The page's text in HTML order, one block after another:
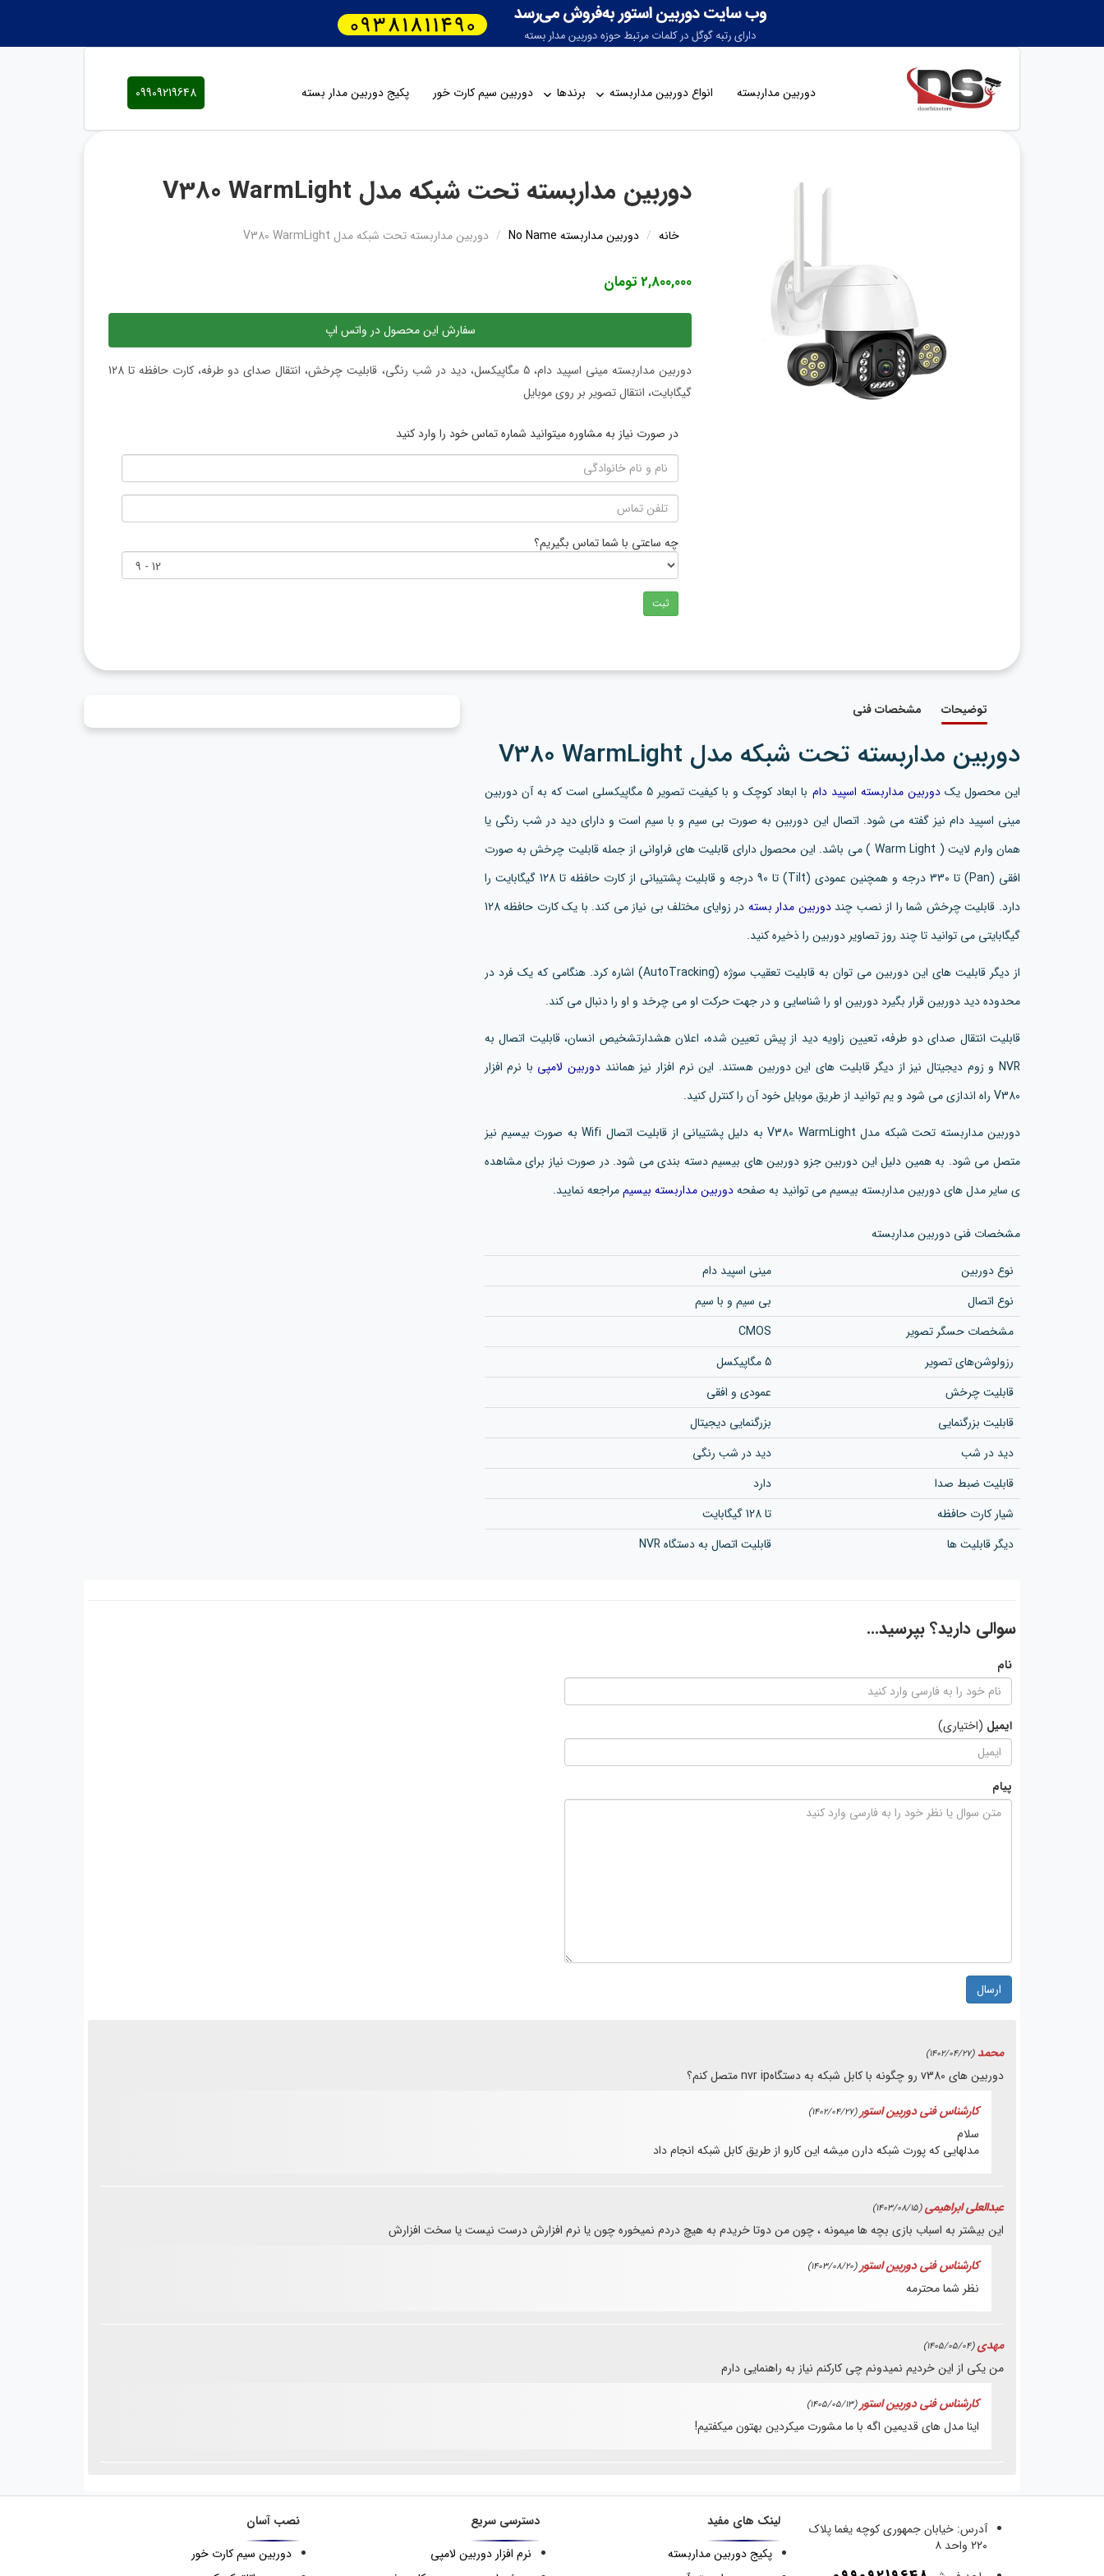
دوربین مداربسته انواع دوربین مداربسته برندها دوربین سیم کارت خور پکیج دوربین مدار بسته 09909219648
دوربین مداربسته تحت شبکه مدل V380 WarmLight
خانه دوربین مداربسته No Name دوربین مداربسته تحت شبکه مدل V380 WarmLight
2,800,000 تومان
سفارش این محصول در واتس اپ
دوربین مداربسته مینی اسپید دام، 5 مگاپیکسل، دید در شب رنگی، قابلیت چرخش، انتقال صدای دو طرفه، کارت حافظه تا 128
گیگابایت، انتقال تصویر بر روی موبایل
در صورت نیاز به مشاوره میتوانید شماره تماس خود را وارد کنید
چه ساعتی با شما تماس بگیریم؟
ثبت
توضیحات مشخصات فنی
دوربین مداربسته تحت شبکه مدل V380 WarmLight
این محصول یکدوربین مداربسته اسپید دام
با ابعاد کوچک و با کیفیت تصویر 5 مگاپیکسلی است که به آن دوربین
مینی اسپید دام نیز گفته می شود. اتصال این دوربین به صورت بی سیم و با سیم است و دارای دید در شب رنگی یا
همان وارم لایت ( Warm Light ) می باشد. این محصول دارای قابلیت های فراوانی از جمله قابلیت چرخش به صورت
افقی (Pan) تا 330 درجه و همچنین عمودی (Tilt) تا 90 درجه و قابلیت پشتیبانی از کارت حافظه تا 128 گیگابایت را
دارد. قابلیت چرخش شما را از نصب چنددوربین مدار بسته
در زوایای مختلف بی نیاز می کند. با یک کارت حافظه 128
گیگابایتی می توانید تا چند روز تصاویر دوربین را ذخیره کنید.
از دیگر قابلیت های این دوربین می توان به قابلیت تعقیب سوژه (َAutoTracking) اشاره کرد. هنگامی که یک فرد در
محدوده دید دوربین قرار بگیرد دوربین او را شناسایی و در جهت حرکت او می چرخد و او را دنبال می کند.
قابلیت انتقال صدای دو طرفه، تعیین زاویه دید از پیش تعیین شده، اعلان هشدارتشخیص انسان، قابلیت اتصال به
NVR و زوم دیجیتال نیز از دیگر قابلیت های این دوربین هستند. این نرم افزار نیز همانند
دوربین لامپی با نرم افزار
V380 راه اندازی می شود و یم توانید از طریق موبایل خود آن را کنترل کنید.
دوربین مداربسته تحت شبکه مدل V380 WarmLight به دلیل پشتیبانی از قابلیت اتصال Wifi به صورت بیسیم نیز
متصل می شود. به همین دلیل این دوربین جزو دوربین های بیسیم دسته بندی می شود. در صورت نیاز برای مشاهده
ی سایر مدل های دوربین مداربسته بیسیم می توانید به صفحهدوربین مداربسته بیسیممراجعه نمایید.
مشخصات فنی دوربین مداربسته
نوع دوربین
مینی اسپید دام
نوع اتصال
بی سیم و با سیم
مشخصات حسگر تصویر
CMOS
رزولوشن‌های تصویر
5 مگاپیکسل
قابلیت چرخش
عمودی و افقی
قابلیت بزرگنمایی
بزرگنمایی دیجیتال
دید در شب
دید در شب رنگی
قابلیت ضبط صدا
دارد
شیار کارت حافظه
تا 128 گیگابایت
دیگر قابلیت ها
قابلیت اتصال به دستگاه NVR
سوالی دارید؟ بپرسید...
نام
ایمیل (اختیاری)
پیام
ارسال
محمد (1402/04/27)
دوربین های v380 رو چگونه با کابل شبکه به دستگاهnvr ip متصل کنم؟
کارشناس فنی دوربین استور (1402/04/27)
سلام
مدلهایی که پورت شبکه دارن میشه این کارو از طریق کابل شبکه انجام داد
عبدالعلی ابراهیمی(1403/08/15)
این بیشتر به اسباب بازی بچه ها میمونه ، چون من دوتا خریدم به هیچ دردم نمیخوره چون یا نرم افزارش درست نیست یا سخت افزارش
کارشناس فنی دوربین استور (1403/08/20)
نظر شما محترمه
مهدی(1405/05/04)
من یکی از این خردیم نمیدونم چی کارکنم نیاز به راهنمایی دارم
کارشناس فنی دوربین استور (1405/05/13)
اینا مدل های قدیمین اگه با ما مشورت میکردین بهتون میکفتیم!
آدرس: خیابان جمهوری کوچه یغما پلاک
۲۲۰ واحد ۸
لینک های مفید
پکیج دوربین مداربسته
دسترسی سریع
نرم افزار دوربین لامپی
نصب آسان
دوربین سیم کارت خور